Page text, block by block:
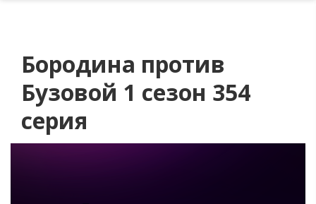
Бородина против
Бузовой 1 сезон 354
серия